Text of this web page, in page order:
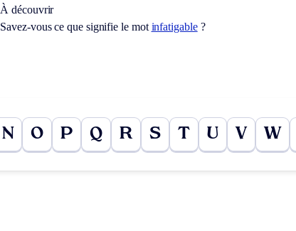
À découvrir
Savez-vous ce que signifie le mot infatigable?
N O P Q R S T U V W